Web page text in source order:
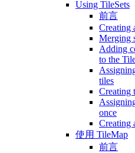
Using TileSets
前言
Creating
Merging
Adding
to the
tiles
Creating
once
Creating
使用 TileMap
前言